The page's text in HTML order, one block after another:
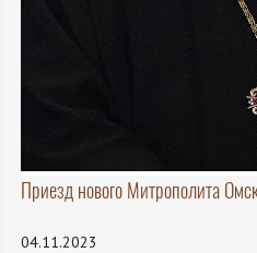
Приезд нового Митрополита
04.11.2023